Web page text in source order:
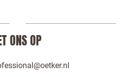
ONS OP